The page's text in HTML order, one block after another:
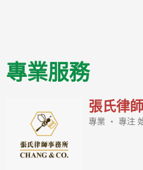
專業服務
張氏律
專業 ‧ 專注